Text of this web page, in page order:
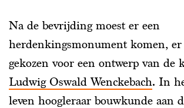
Na de bevrijding moest er een
herdenkingsmonument komen,
gekozen voor een ontwerp van de
Ludwig Oswald Wenckebach. In
leven hoogleraar bouwkunde aan